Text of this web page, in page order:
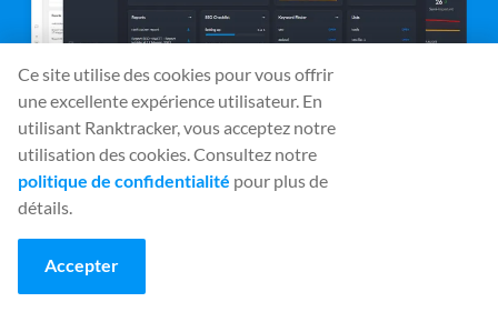
Médias sociaux
Rank Tracker
Ce site utilise des cookies pour vous offrir
une excellente expérience utilisateur. En
utilisant Ranktracker, vous acceptez notre
utilisation des cookies. Consultez notre
politique de confidentialité pour plus de
détails.
Accepter